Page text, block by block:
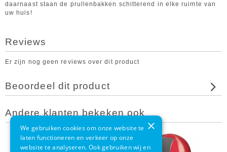
daarnaast staan de prullenbakken schitterend in elke ruimte van
uw huis!
Reviews
Er zijn nog geen reviews over dit product
Beoordeel dit product
Andere klanten bekeken ook
×
We gebruiken cookies om onze website te
laten functioneren en verkeer op onze
website te analyseren. Ook gebruiken wij en